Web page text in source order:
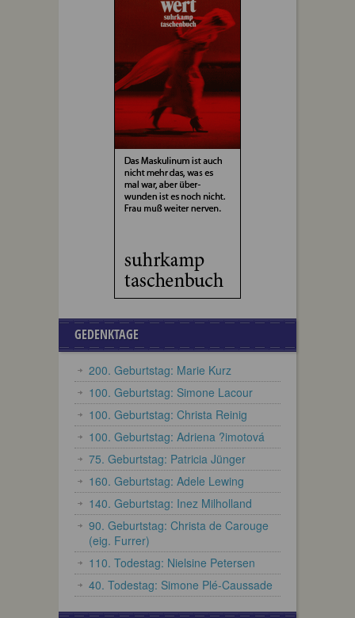
GEDENKTAGE
200. Geburtstag: Marie Kurz
100. Geburtstag: Simone Lacour
100. Geburtstag: Christa Reinig
100. Geburtstag: Adriena ?imotová
75. Geburtstag: Patricia Jünger
160. Geburtstag: Adele Lewing
140. Geburtstag: Inez Milholland
90. Geburtstag: Christa de Carouge
(eig. Furrer)
110. Todestag: Nielsine Petersen
40. Todestag: Simone Plé-Caussade